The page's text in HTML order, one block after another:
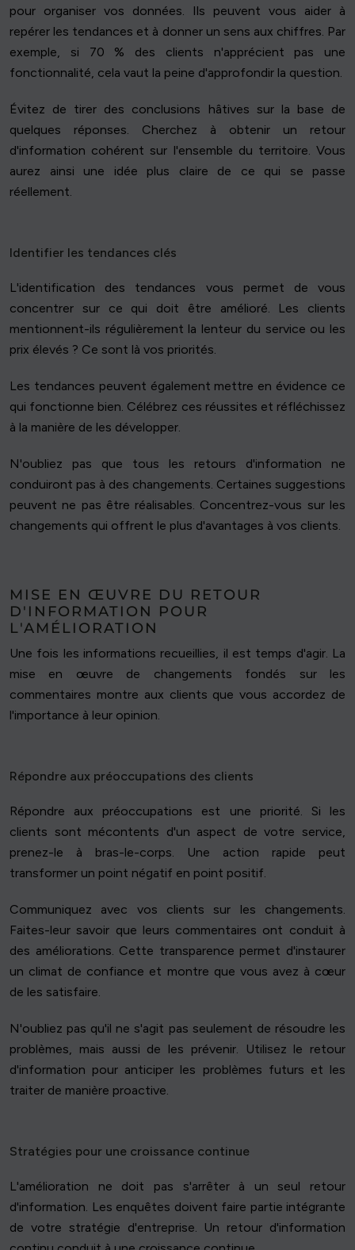
pour organiser vos données. Ils peuvent vous aider à
repérer les tendances et à donner un sens aux chiffres. Par
exemple, si 70 % des clients n'apprécient pas une
fonctionnalité, cela vaut la peine d'approfondir la question.
Évitez de tirer des conclusions hâtives sur la base de
quelques réponses. Cherchez à obtenir un retour
d'information cohérent sur l'ensemble du territoire. Vous
aurez ainsi une idée plus claire de ce qui se passe
réellement.
Identifier les tendances clés
L'identification des tendances vous permet de vous
concentrer sur ce qui doit être amélioré. Les clients
mentionnent-ils régulièrement la lenteur du service ou les
prix élevés ? Ce sont là vos priorités.
Les tendances peuvent également mettre en évidence ce
qui fonctionne bien. Célébrez ces réussites et réfléchissez
à la manière de les développer.
N'oubliez pas que tous les retours d'information ne
conduiront pas à des changements. Certaines suggestions
peuvent ne pas être réalisables. Concentrez-vous sur les
changements qui offrent le plus d'avantages à vos clients.
MISE EN ŒUVRE DU RETOUR
D'INFORMATION POUR
L'AMÉLIORATION
Une fois les informations recueillies, il est temps d'agir. La
mise en œuvre de changements fondés sur les
commentaires montre aux clients que vous accordez de
l'importance à leur opinion.
Répondre aux préoccupations des clients
Répondre aux préoccupations est une priorité. Si les
clients sont mécontents d'un aspect de votre service,
prenez-le à bras-le-corps. Une action rapide peut
transformer un point négatif en point positif.
Communiquez avec vos clients sur les changements.
Faites-leur savoir que leurs commentaires ont conduit à
des améliorations. Cette transparence permet d'instaurer
un climat de confiance et montre que vous avez à cœur
de les satisfaire.
N'oubliez pas qu'il ne s'agit pas seulement de résoudre les
problèmes, mais aussi de les prévenir. Utilisez le retour
d'information pour anticiper les problèmes futurs et les
traiter de manière proactive.
Stratégies pour une croissance continue
L'amélioration ne doit pas s'arrêter à un seul retour
d'information. Les enquêtes doivent faire partie intégrante
de votre stratégie d'entreprise. Un retour d'information